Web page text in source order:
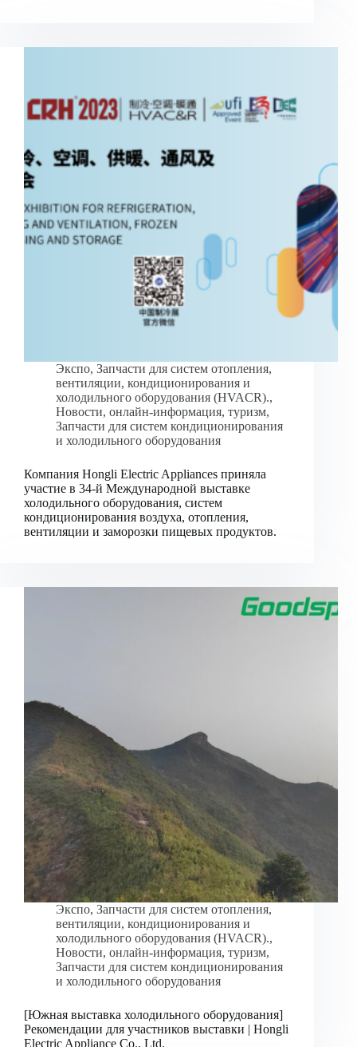
Экспо, Запчасти для систем отопления,
вентиляции, кондиционирования и
холодильного оборудования (HVACR).,
Новости, онлайн-информация, туризм,
Запчасти для систем кондиционирования
и холодильного оборудования
Компания Hongli Electric Appliances приняла
участие в 34-й Международной выставке
холодильного оборудования, систем
кондиционирования воздуха, отопления,
вентиляции и заморозки пищевых продуктов.
Экспо, Запчасти для систем отопления,
вентиляции, кондиционирования и
холодильного оборудования (HVACR).,
Новости, онлайн-информация, туризм,
Запчасти для систем кондиционирования
и холодильного оборудования
[Южная выставка холодильного оборудования]
Рекомендации для участников выставки | Hongli
Electric Appliance Co., Ltd.